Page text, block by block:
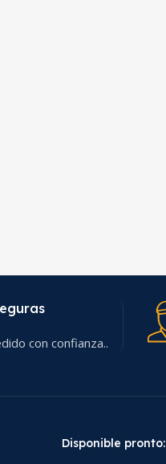
con confianza..
Disponible pronto: